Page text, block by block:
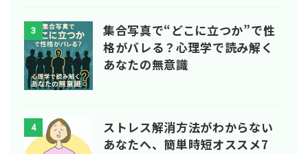
3
集合写真で“どこに立つか”で性
格がバレる？心理学で読み解く
あなたの無意識
4
ストレス解消方法がわからない
あなたへ、簡単時短オススメ7